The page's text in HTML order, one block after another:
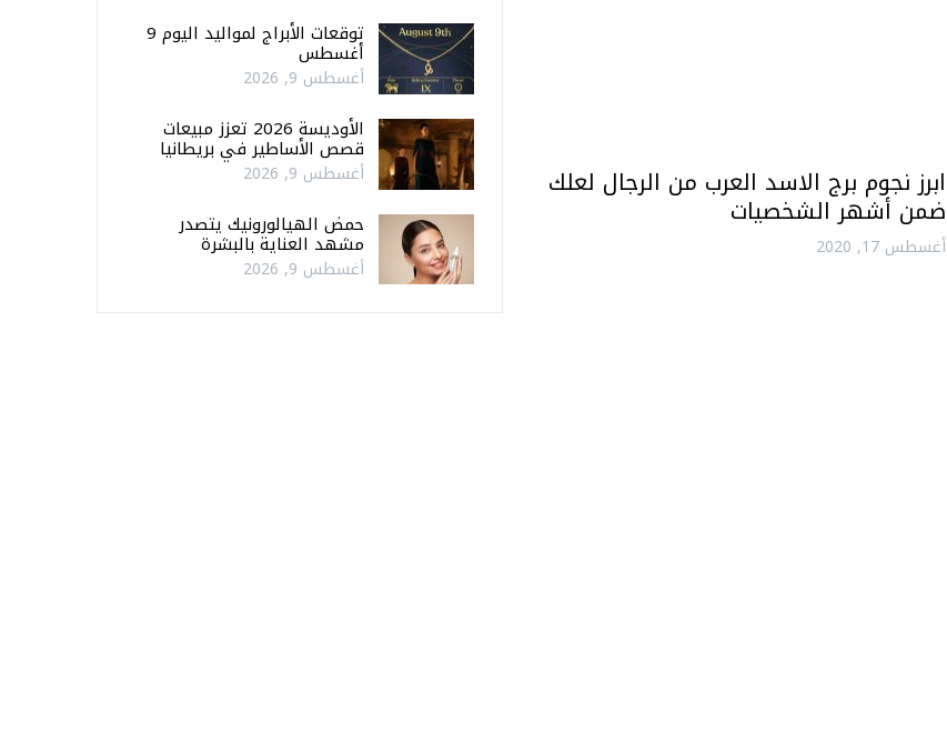
ابرز نجوم برج الاسد العرب من الرجال لعلك
ضمن أشهر الشخصيات
أغسطس 17, 2020
توقعات الأبراج لمواليد اليوم 9
أغسطس
أغسطس 9, 2026
الأوديسة 2026 تعزز مبيعات
قصص الأساطير في بريطانيا
أغسطس 9, 2026
حمض الهيالورونيك يتصدر
مشهد العناية بالبشرة
أغسطس 9, 2026